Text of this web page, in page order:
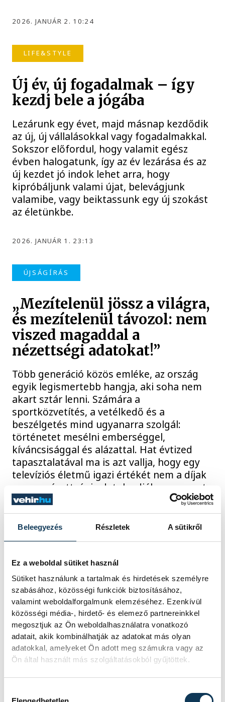
Beleegyezés Részletek A sütikről
Ez a weboldal sütiket használ
Sütiket használunk a tartalmak és hirdetések személyre
szabásához, közösségi funkciók biztosításához,
valamint weboldalforgalmunk elemzéséhez. Ezenkívül
közösségi média-, hirdető- és elemező partnereinkkel
megosztjuk az Ön weboldalhasználatra vonatkozó
adatait, akik kombinálhatják az adatokat más olyan
adatokkal, amelyeket Ön adott meg számukra vagy az
Ön által használt más szolgáltatásokból gyűjtöttek.
2026. JANUÁR 2. 10:24
LIFE&STYLE
Új év, új fogadalmak – így
kezdj bele a jógába
Lezárunk egy évet, majd másnap kezdődik
az új, új vállalásokkal vagy fogadalmakkal.
Sokszor előfordul, hogy valamit egész
évben halogatunk, így az év lezárása és az
új kezdet jó indok lehet arra, hogy
kipróbáljunk valami újat, belevágjunk
valamibe, vagy beiktassunk egy új szokást
az életünkbe.
2026. JANUÁR 1. 23:13
ÚJSÁGÍRÁS
„Mezítelenül jössz a világra,
és mezítelenül távozol: nem
viszed magaddal a
nézettségi adatokat!”
Több generáció közös emléke, az ország
egyik legismertebb hangja, aki soha nem
akart sztár lenni. Számára a
sportközvetítés, a vetélkedő és a
beszélgetés mind ugyanarra szolgál:
történetet mesélni emberséggel,
kíváncsisággal és alázattal. Hat évtized
tapasztalatával ma is azt vallja, hogy egy
televíziós életmű igazi értékét nem a díjak
vagy a nézettségi adatok adják meg, mert
számára az a fontos, milyen emberként
élte meg a pályát és mennyi örömöt tudott
átadni másoknak. Interjú Gundel Takács
Gábor televíziós műsorvezetővel.
2025. DECEMBER 26. 9:47
ÉLETMÓD
Karácsonyi klasszikusok,
csak könnyebben
sokkal inkább szeretteinkkel való meghitt
együttlétben, mégis az asztal bősége évről